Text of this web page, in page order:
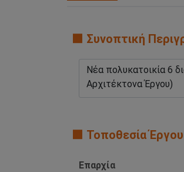
🟧 Συνοπτική
🟧 Τοποθεσία Έργου
Επαρχία